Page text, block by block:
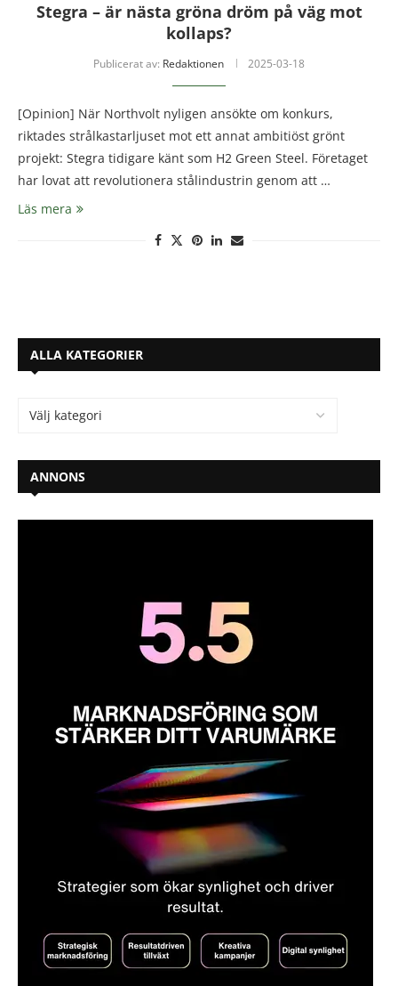
Stegra – är nästa gröna dröm på väg mot
kollaps?
Publicerat av: Redaktionen 2025-03-18
[Opinion] När Northvolt nyligen ansökte om konkurs,
riktades strålkastarljuset mot ett annat ambitiöst grönt
projekt: Stegra tidigare känt som H2 Green Steel. Företaget
har lovat att revolutionera stålindustrin genom att …
Läs mera
ALLA KATEGORIER
ANNONS